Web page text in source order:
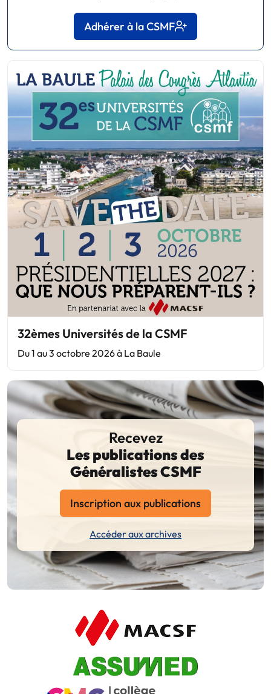
Adhérer à la CSMF
32èmes Universités de la CSMF
Du 1 au 3 octobre 2026 à La Baule
Recevez
Les publications des
Généralistes CSMF
Inscription aux publications
Accéder aux archives